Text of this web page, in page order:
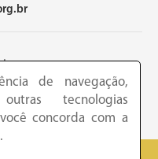
de navegação,
tecnologias
concorda com a
.